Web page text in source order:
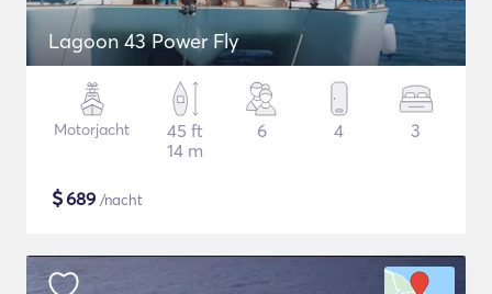
Lagoon 43 Power Fly
Motorjacht
45 ft
14 m
6 4 3
$689 /nacht